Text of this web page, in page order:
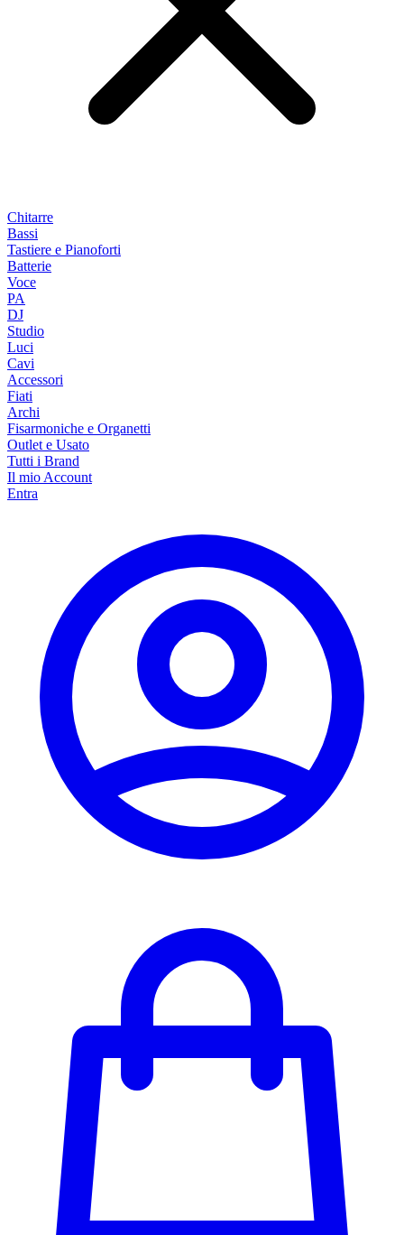
Chitarre
Bassi
Tastiere e Pianoforti
Batterie
Voce
PA
DJ
Studio
Luci
Cavi
Accessori
Fiati
Archi
Fisarmoniche e Organetti
Outlet e Usato
Tutti i Brand
Il mio Account
Entra